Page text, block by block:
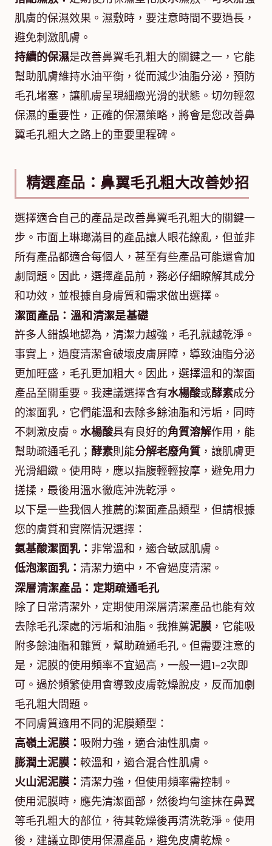
肌膚的保濕效果。濕敷時，要注意時間不要過長，
避免刺激肌膚。
持續的保濕是改善鼻翼毛孔粗大的關鍵之一，它能
幫助肌膚維持水油平衡，從而減少油脂分泌，預防
毛孔堵塞，讓肌膚呈現細緻光滑的狀態。切勿輕忽
保濕的重要性，正確的保濕策略，將會是您改善鼻
翼毛孔粗大之路上的重要里程碑。
精選產品：鼻翼毛孔粗大改善妙招
選擇適合自己的產品是改善鼻翼毛孔粗大的關鍵一
步。市面上琳瑯滿目的產品讓人眼花繚亂，但並非
所有產品都適合每個人，甚至有些產品可能還會加
劇問題。因此，選擇產品前，務必仔細瞭解其成分
和功效，並根據自身膚質和需求做出選擇。
潔面產品：溫和清潔是基礎
許多人錯誤地認為，清潔力越強，毛孔就越乾淨。
事實上，過度清潔會破壞皮膚屏障，導致油脂分泌
更加旺盛，毛孔更加粗大。因此，選擇溫和的潔面
產品至關重要。我建議選擇含有水楊酸或酵素成分
的潔面乳，它們能溫和去除多餘油脂和污垢，同時
不刺激皮膚。 水楊酸具有良好的角質溶解作用，能
幫助疏通毛孔； 酵素則能分解老廢角質 ，讓肌膚更
光滑細緻。使用時，應以指腹輕輕按摩，避免用力
搓揉，最後用溫水徹底沖洗乾淨。
以下是一些我個人推薦的潔面產品類型，但請根據
您的膚質和實際情況選擇：
氨基酸潔面乳： 非常溫和，適合敏感肌膚。
低泡潔面乳： 清潔力適中，不會過度清潔。
深層清潔產品：定期疏通毛孔
除了日常清潔外，定期使用深層清潔產品也能有效
去除毛孔深處的污垢和油脂。我推薦泥膜 ，它能吸
附多餘油脂和雜質，幫助疏通毛孔。但需要注意的
是，泥膜的使用頻率不宜過高，一般一週1-2次即
可。過於頻繁使用會導致皮膚乾燥脫皮，反而加劇
毛孔粗大問題。
不同膚質適用不同的泥膜類型：
高嶺土泥膜： 吸附力強，適合油性肌膚。
膨潤土泥膜： 較溫和，適合混合性肌膚。
火山泥泥膜： 清潔力強，但使用頻率需控制。
使用泥膜時，應先清潔面部，然後均勻塗抹在鼻翼
等毛孔粗大的部位，待其乾燥後再清洗乾淨。使用
後，建議立即使用保濕產品，避免皮膚乾燥。